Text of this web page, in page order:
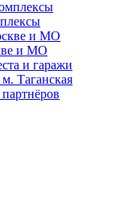
и МО
и гаражи
Таганская